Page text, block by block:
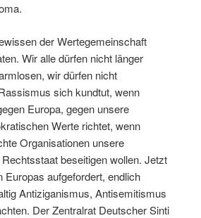
der Wertegemeinschaft
Wir alle dürfen nicht länger
wir dürfen nicht
sich kundtut, wenn
Europa, gegen unsere
Werte richtet, wenn
Organisationen unsere
beseitigen wollen. Jetzt
Europas aufgefordert, endlich
Antiziganismus, Antisemitismus
Der Zentralrat Deutscher Sinti